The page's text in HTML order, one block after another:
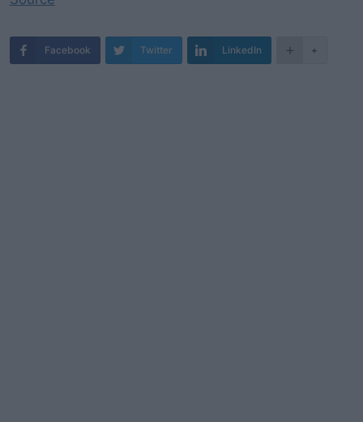
Facebook Twitter LinkedIn +